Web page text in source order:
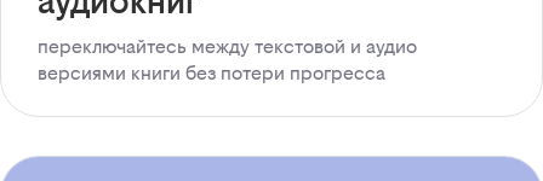
переключайтесь между текстовой и аудио
версиями книги без потери прогресса